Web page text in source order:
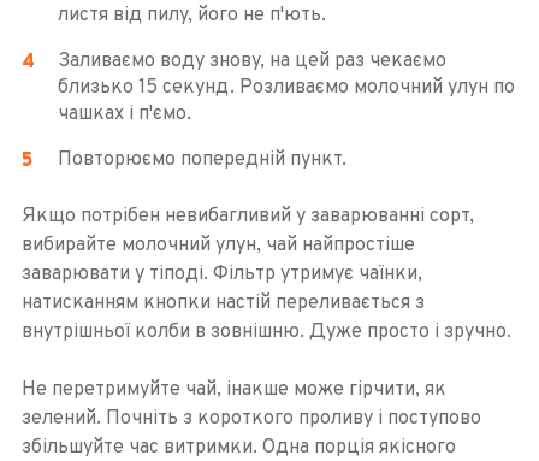
листя від пилу, його не п'ють.
Заливаємо воду знову, на цей раз чекаємо
близько 15 секунд. Розливаємо молочний улун по
чашках і п'ємо.
Повторюємо попередній пункт.
Якщо потрібен невибагливий у заварюванні сорт,
вибирайте молочний улун, чай найпростіше
заварювати у тіподі. Фільтр утримує чаїнки,
натисканням кнопки настій переливається з
внутрішньої колби в зовнішню. Дуже просто і зручно.
Не перетримуйте чай, інакше може гірчити, як
зелений. Почніть з короткого проливу і поступово
збільшуйте час витримки. Одна порція якісного